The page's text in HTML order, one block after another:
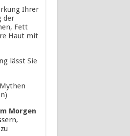
Ihrer
der
Fett
Haut mit
lässt Sie
Morgen